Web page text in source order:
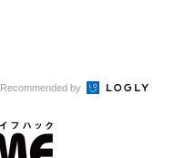
Recommended by